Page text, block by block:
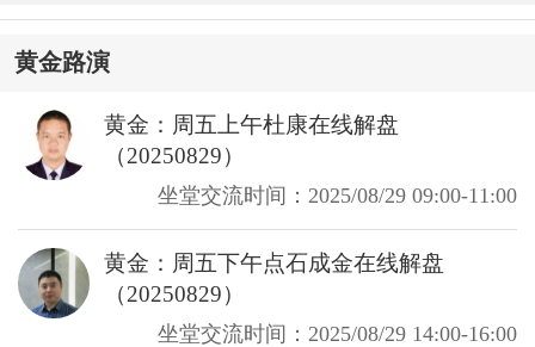
黄金路演
黄金：周五上午杜康在线解盘
（20250829）
坐堂交流时间：2025/08/29 09:00-11:00
黄金：周五下午点石成金在线解盘
（20250829）
坐堂交流时间：2025/08/29 14:00-16:00